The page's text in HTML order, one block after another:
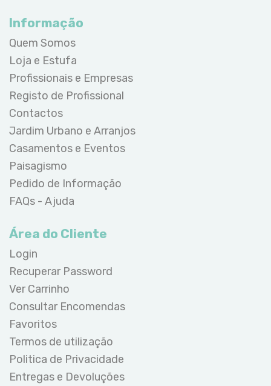
Informação
Quem Somos
Loja e Estufa
Profissionais e Empresas
Registo de Profissional
Contactos
Jardim Urbano e Arranjos
Casamentos e Eventos
Paisagismo
Pedido de Informação
FAQs - Ajuda
Área do Cliente
Login
Recuperar Password
Ver Carrinho
Consultar Encomendas
Favoritos
Termos de utilização
Politica de Privacidade
Entregas e Devoluções